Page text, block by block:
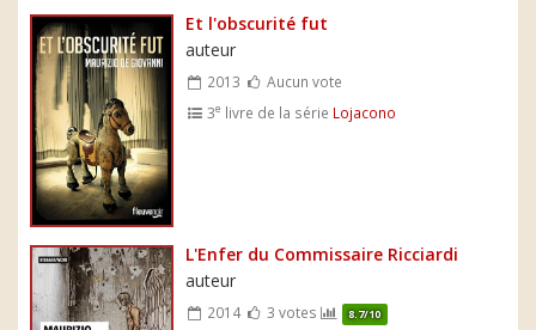
Et l'obscurité fut
auteur
2013
Aucun vote
3e livre de la série Lojacono
L'Enfer du Commissaire Ricciardi
auteur
2014 3 votes 8.7/10